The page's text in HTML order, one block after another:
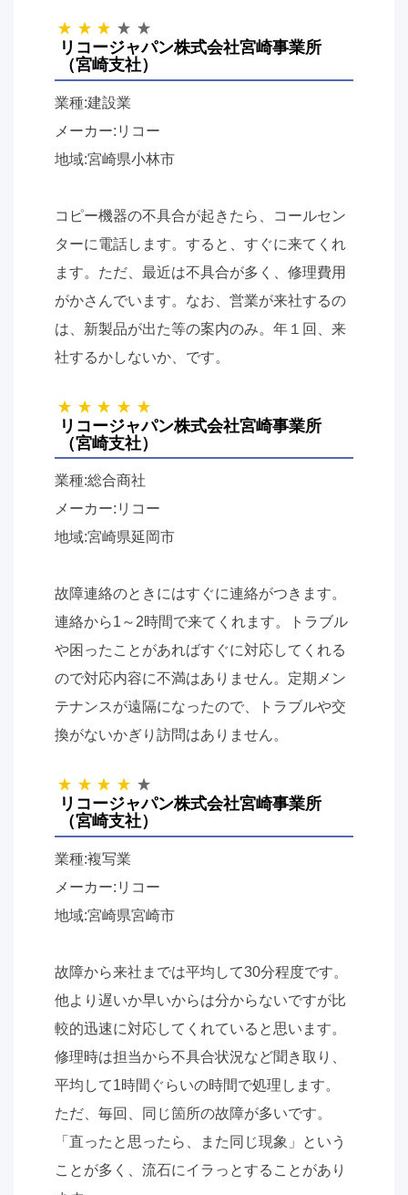
リコージャパン株式会社宮崎事業所
（宮崎支社）
業種:建設業
メーカー:リコー
地域:宮崎県小林市
コピー機器の不具合が起きたら、コールセン
ターに電話します。すると、すぐに来てくれ
ます。ただ、最近は不具合が多く、修理費用
がかさんでいます。なお、営業が来社するの
は、新製品が出た等の案内のみ。年１回、来
社するかしないか、です。
リコージャパン株式会社宮崎事業所
（宮崎支社）
業種:総合商社
メーカー:リコー
地域:宮崎県延岡市
故障連絡のときにはすぐに連絡がつきます。
連絡から1～2時間で来てくれます。トラブル
や困ったことがあればすぐに対応してくれる
ので対応内容に不満はありません。定期メン
テナンスが遠隔になったので、トラブルや交
換がないかぎり訪問はありません。
リコージャパン株式会社宮崎事業所
（宮崎支社）
業種:複写業
メーカー:リコー
地域:宮崎県宮崎市
故障から来社までは平均して30分程度です。
他より遅いか早いからは分からないですが比
較的迅速に対応してくれていると思います。
修理時は担当から不具合状況など聞き取り、
平均して1時間ぐらいの時間で処理します。
ただ、毎回、同じ箇所の故障が多いです。
「直ったと思ったら、また同じ現象」という
ことが多く、流石にイラっとすることがあり